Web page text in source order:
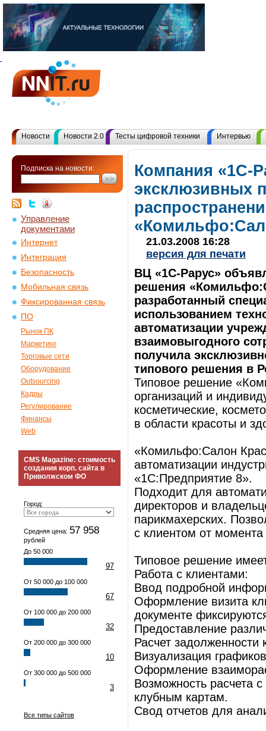
Новости Новости 2.0 Тесты цифровой техники Интервью
Подписка на новости:
Управление
документами
Интернет
Интеграция
Безопасность
Мобильная связь
Фиксированная связь
ПО
Рынок ПК
Маркетинг
Торговые сети
Оборудование
Outsourcing
Кадры
Регулирование
Финансы
Web
CMS Magazine: стоимость
создания корп. сайта в
Приволжском ФО
Город:
Средняя цена: 57 958
рублей
До 50 000
97
От 50 000 до 100 000
67
От 100 000 до 200 000
32
От 200 000 до 300 000
10
От 300 000 до 500 000
3
Все типы сайтов
Компания «1С-
эксклюзивных
21.03.2008 16:28
версия для печати
ВЦ «1С-Рарус»
решения
разработанный
использованием
автоматизации
взаимовыгодного
получила
типового решения в
Типовое решение
организаций и
косметические,
в области красоты и
«Комильфо:Салон
автоматизации
«1С:Предприятие 8».
Подходит для
директоров и
парикмахерских.
с клиентом от момента
Типовое решение
Работа с клиентами:
Ввод подробной
Оформление визита
документе
Предоставление
Расчет задолженности
Визуализация
Оформление
Возможность расчета
клубным картам.
Свод отчетов для